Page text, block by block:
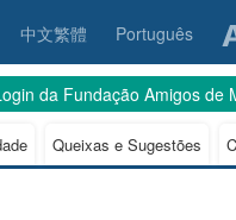
中文繁體 Português
da Fundação Amigos de
Queixas e Sugestões